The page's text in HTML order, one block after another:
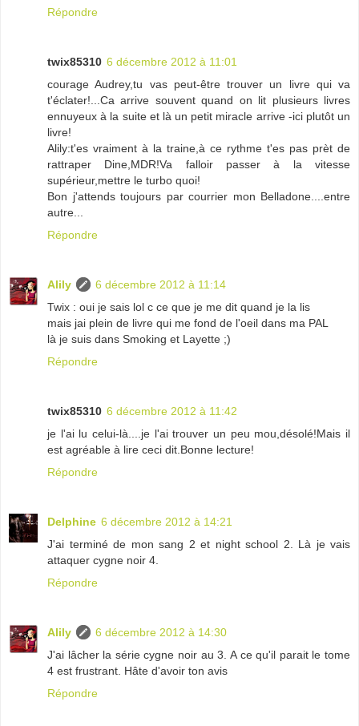
Répondre
twix85310 6 décembre 2012 à 11:01
courage Audrey,tu vas peut-être trouver un livre qui va
t'éclater!...Ca arrive souvent quand on lit plusieurs livres
ennuyeux à la suite et là un petit miracle arrive -ici plutôt un
livre!
Alily:t'es vraiment à la traine,à ce rythme t'es pas prèt de
rattraper Dine,MDR!Va falloir passer à la vitesse
supérieur,mettre le turbo quoi!
Bon j'attends toujours par courrier mon Belladone....entre
autre...
Répondre
Alily
6 décembre 2012 à 11:14
Twix : oui je sais lol c ce que je me dit quand je la lis
mais jai plein de livre qui me fond de l'oeil dans ma PAL
là je suis dans Smoking et Layette ;)
Répondre
twix85310 6 décembre 2012 à 11:42
je l'ai lu celui-là....je l'ai trouver un peu mou,désolé!Mais il
est agréable à lire ceci dit.Bonne lecture!
Répondre
Delphine 6 décembre 2012 à 14:21
J'ai terminé de mon sang 2 et night school 2. Là je vais
attaquer cygne noir 4.
Répondre
Alily
6 décembre 2012 à 14:30
J'ai lâcher la série cygne noir au 3. A ce qu'il parait le tome
4 est frustrant. Hâte d'avoir ton avis
Répondre